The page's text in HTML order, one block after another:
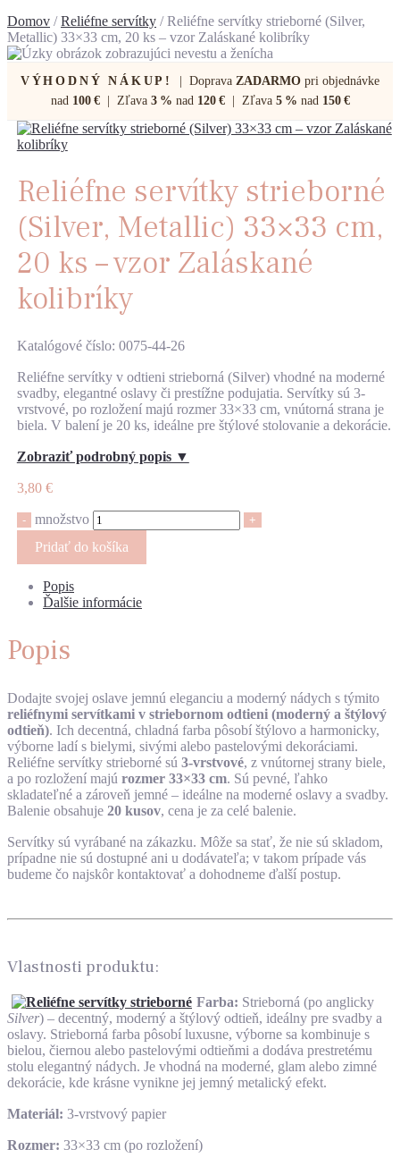
Domov /Reliéfne servítky / Reliéfne servítky strieborné (Silver,
Metallic) 33×33 cm, 20 ks – vzor Zaláskané kolibríky
VÝHODNÝ NÁKUP! | DopravaZADARMO pri objednávke
nad 100 €| Zľava 3 % nad 120 €| Zľava 5 % nad 150 €
Reliéfne servítky strieborné
(Silver, Metallic) 33×33 cm,
20 ks – vzor Zaláskané
kolibríky
Katalógové číslo: 0075-44-26
Reliéfne servítky v odtieni strieborná (Silver) vhodné na moderné
svadby, elegantné oslavy či prestížne podujatia. Servítky sú 3-
vrstvové, po rozložení majú rozmer 33×33 cm, vnútorná strana je
biela. V balení je 20 ks, ideálne pre štýlové stolovanie a dekorácie.
Zobraziť podrobný popis ▼
3,80 €
- množstvo +
Pridať do košíka
Popis
Ďalšie informácie
Popis
Dodajte svojej oslave jemnú eleganciu a moderný nádych s týmito
reliéfnymi servítkami v striebornom odtieni (moderný a štýlový
odtieň). Ich decentná, chladná farba pôsobí štýlovo a harmonicky,
výborne ladí s bielymi, sivými alebo pastelovými dekoráciami.
Reliéfne servítky strieborné sú 3-vrstvové, z vnútornej strany biele,
a po rozložení majú rozmer 33×33 cm. Sú pevné, ľahko
skladateľné a zároveň jemné – ideálne na moderné oslavy a svadby.
Balenie obsahuje 20 kusov, cena je za celé balenie.
Servítky sú vyrábané na zákazku. Môže sa stať, že nie sú skladom,
prípadne nie sú dostupné ani u dodávateľa; v takom prípade vás
budeme čo najskôr kontaktovať a dohodneme ďalší postup.
Vlastnosti produktu:
Farba: Strieborná (po anglicky
Silver) – decentný, moderný a štýlový odtieň, ideálny pre svadby a
oslavy. Strieborná farba pôsobí luxusne, výborne sa kombinuje s
bielou, čiernou alebo pastelovými odtieňmi a dodáva prestretému
stolu elegantný nádych. Je vhodná na moderné, glam alebo zimné
dekorácie, kde krásne vynikne jej jemný metalický efekt.
Materiál: 3-vrstvový papier
Rozmer: 33×33 cm (po rozložení)